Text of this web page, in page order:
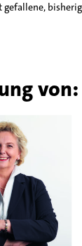
gefallene,
von: